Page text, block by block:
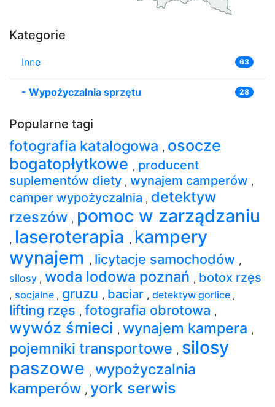
Kategorie
Inne 63
- Wypożyczalnia sprzętu 28
Popularne tagi
fotografia katalogowa , osocze
bogatopłytkowe , producent
suplementów diety , wynajem camperów ,
camper wypożyczalnia , detektyw
rzeszów , pomoc w zarządzaniu
, laseroterapia , kampery
wynajem , licytacje samochodów ,
silosy , woda lodowa poznań , botox rzęs
, socjalne , gruzu , baciar , detektyw gorlice ,
lifting rzęs , fotografia obrotowa ,
wywóz śmieci , wynajem kampera ,
pojemniki transportowe , silosy
paszowe , wypożyczalnia
kamperów , york serwis